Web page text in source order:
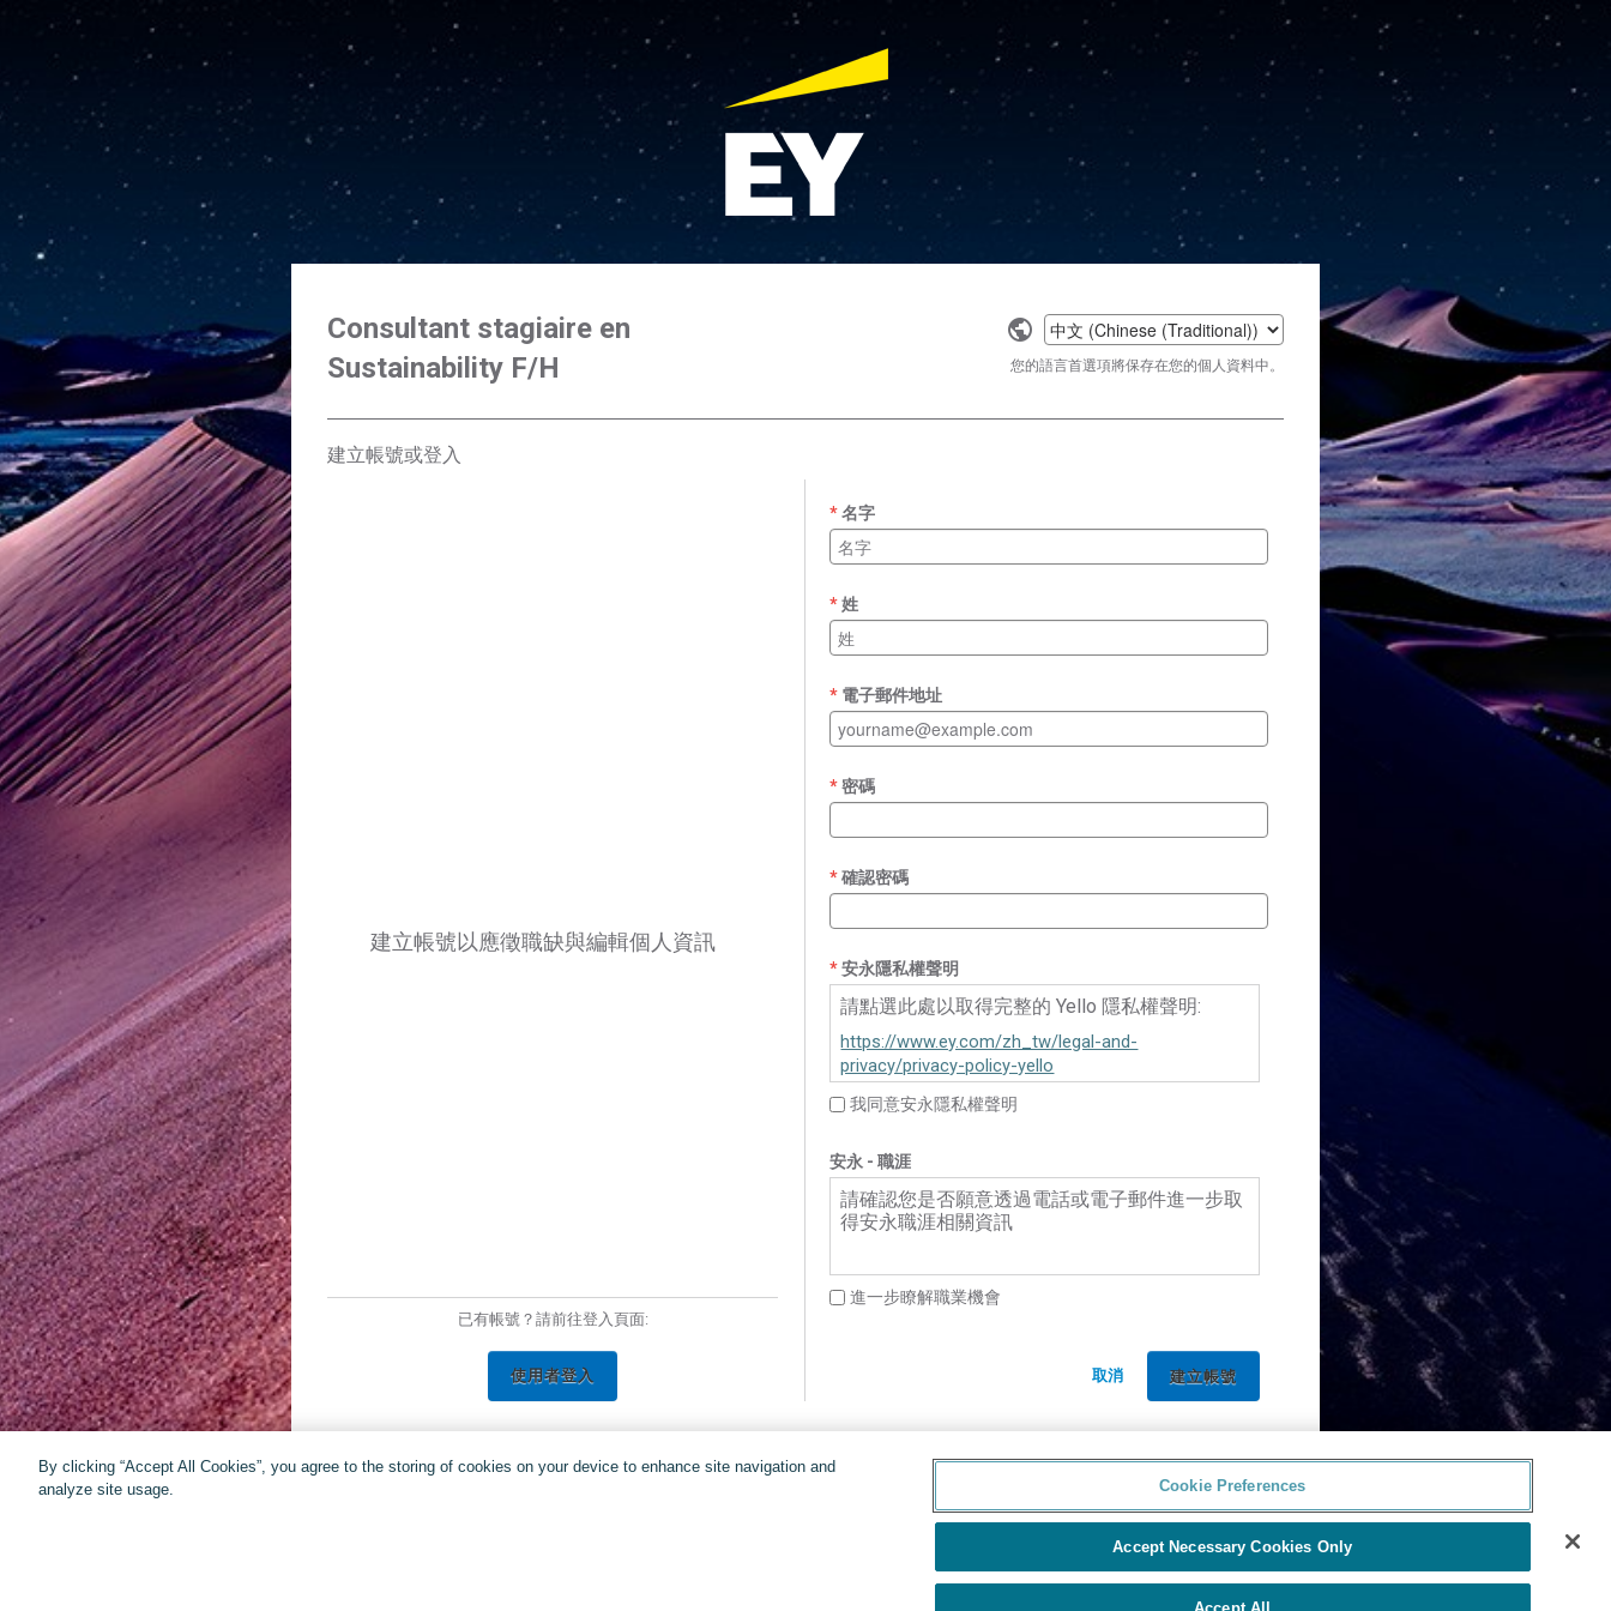
Select
a
language
您的語言首選項將保存在您的個人資料中。
Consultant stagiaire en
Sustainability F/H
建立帳號或登入
建立帳號以應徵職缺與編輯個人資訊
已有帳號？請前往登入頁面:
使用者登入
名字
姓
電子郵件地址
密碼
確認密碼
安永隱私權聲明
請點選此處以取得完整的 Yello 隱私權聲明:
https://www.ey.com/zh_tw/legal-and-
privacy/privacy-policy-yello
我同意安永隱私權聲明
安永 - 職涯
請確認您是否願意透過電話或電子郵件進一步取
得安永職涯相關資訊
進一步瞭解職業機會
取消
By clicking “Accept All Cookies”, you agree to the storing of cookies on your device to enhance site navigation and
analyze site usage.
Cookie Preferences
Accept Necessary Cookies Only